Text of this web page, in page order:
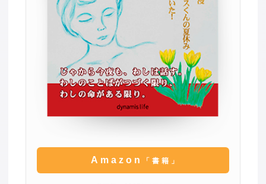
Amazon 「書籍」